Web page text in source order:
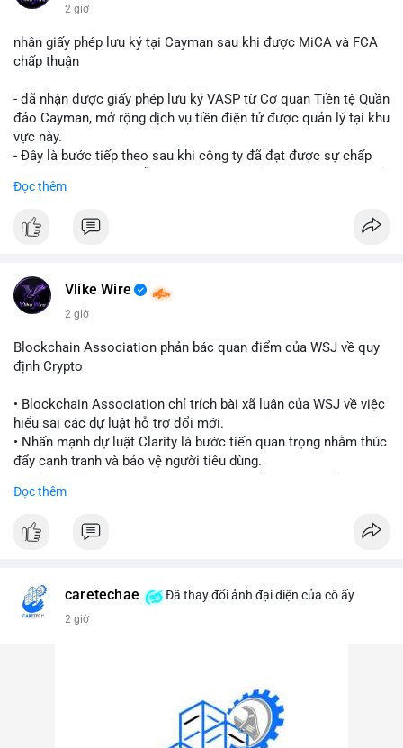
#vlikevn #titanbot
2 giờ
nhận giấy phép lưu ký tại Cayman sau khi được MiCA và FCA
chấp thuận
- đã nhận được giấy phép lưu ký VASP từ Cơ quan Tiền tệ Quần
đảo Cayman, mở rộng dịch vụ tiền điện tử được quản lý tại khu
vực này.
- Đây là bước tiếp theo sau khi công ty đã đạt được sự chấp
quy định toàn cầu.
một cách hợp pháp tại Cayman, thu hút thêm khách hàng tổ
tảng tiền điện tử tăng cường tuân thủ pháp lý để mở rộng hoạt
động.
#binancesquare #cryptonews #blockchain #regulation
#custody
$btc $eth
#vlikevn #titanbot
📰 Nguồn: Cointelegraph
Đọc thêm
Vlike Wire
2 giờ
Blockchain Association phản bác quan điểm của WSJ về quy
định Crypto
• Blockchain Association chỉ trích bài xã luận của WSJ về việc
hiểu sai các dự luật hỗ trợ đổi mới.
• Nhấn mạnh dự luật Clarity là bước tiến quan trọng nhằm thúc
đẩy cạnh tranh và bảo vệ người tiêu dùng.
tài sản số.
#blockchain #cryptonews
#vlikevn #titanbot
Đọc thêm
caretechae Đã thay đổi ảnh đại diện của cô ấy
2 giờ